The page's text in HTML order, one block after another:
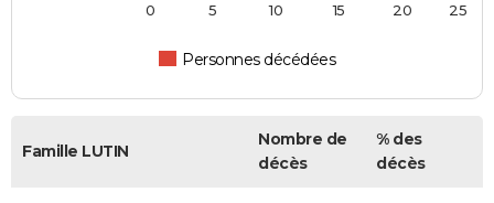
Personnes décédées
0 5 10 15 20 25
Famille LUTIN
Nombre de
décès
% des
décès